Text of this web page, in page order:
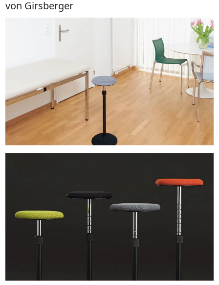
von Girsberger